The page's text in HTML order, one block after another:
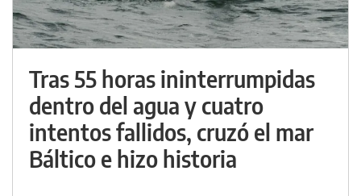
Tras 55 horas ininterrumpidas
dentro del agua y cuatro
intentos fallidos, cruzó el mar
Báltico e hizo historia